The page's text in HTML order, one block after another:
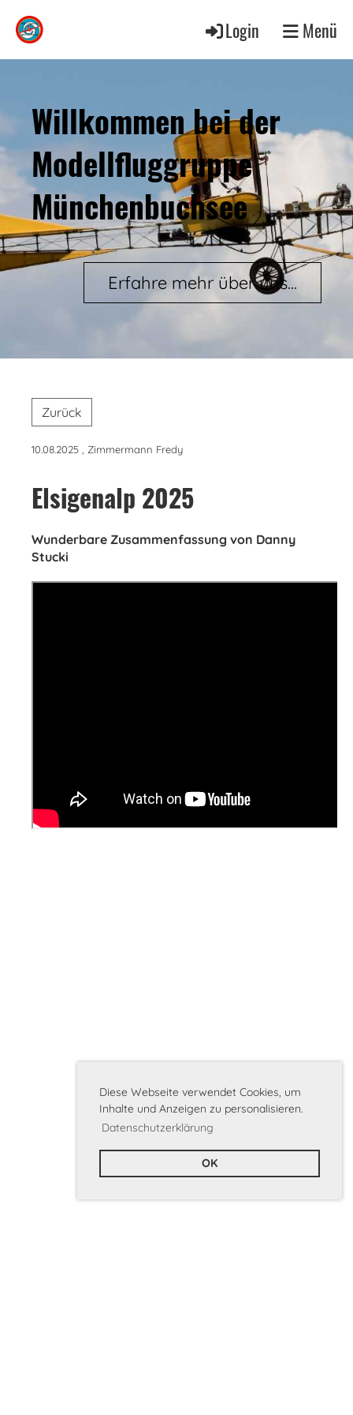
Diese Webseite verwendet Cookies, um
Inhalte und Anzeigen zu personalisieren.
Datenschutzerklärung
OK
Login Menü
Willkommen bei der
Modellfluggruppe
Münchenbuchsee
Erfahre mehr über uns...
Zurück
10.08.2025 , Zimmermann Fredy
Elsigenalp 2025
Wunderbare Zusammenfassung von Danny
Stucki